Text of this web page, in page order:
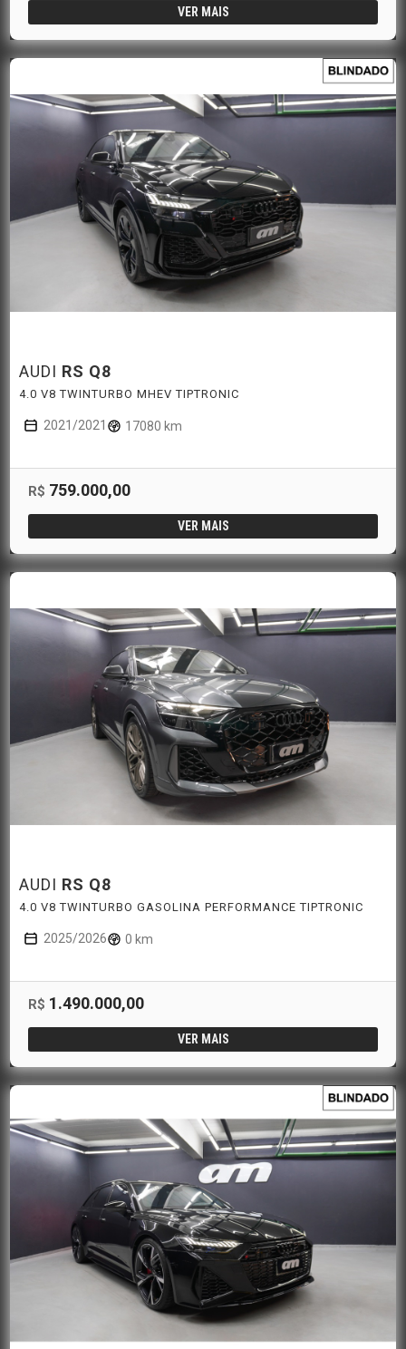
VER MAIS
AUDI RS Q8
4.0 V8 TWINTURBO MHEV TIPTRONIC
2021/2021 17080 km
R$ 759.000,00
VER MAIS
AUDI RS Q8
4.0 V8 TWINTURBO GASOLINA PERFORMANCE TIPTRONIC
2025/2026 0 km
R$ 1.490.000,00
VER MAIS